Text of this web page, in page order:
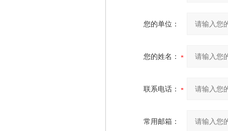
您的单位：
您的姓名：
联系电话：
常用邮箱：